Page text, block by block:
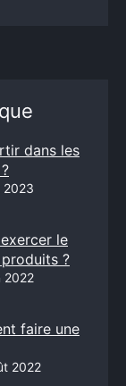
dans les
2023
le
?
2022
faire une
2022